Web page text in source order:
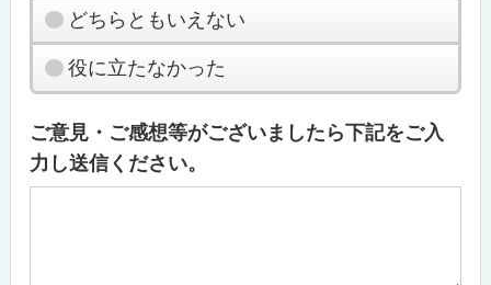
どちらともいえない
役に立たなかった
ご意見・ご感想等がございましたら下記をご入
力し送信ください。